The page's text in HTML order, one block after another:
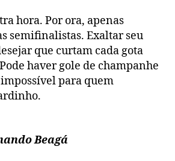
hora. Por ora, apenas
semifinalistas. Exaltar seu
que curtam cada gota
haver gole de champanhe
para quem
Beagá